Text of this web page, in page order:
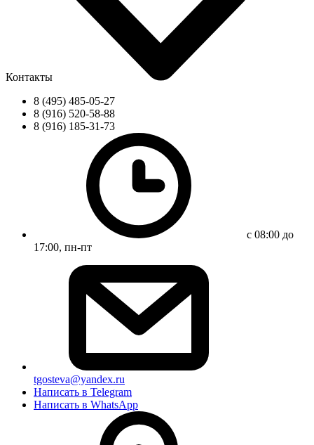
Контакты
8 (495) 485-05-27
8 (916) 520-58-88
8 (916) 185-31-73
с 08:00 до
17:00, пн-пт
tgosteva@yandex.ru
Написать в Telegram
Написать в WhatsApp